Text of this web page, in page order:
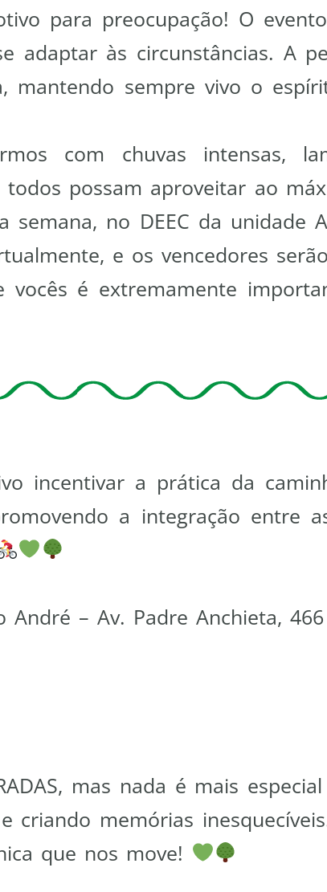
para preocupação! O
adaptar às circunstâncias. A
mantendo sempre vivo o
com chuvas intensas,
possam aproveitar ao
no DEEC da unidade
e os vencedores
é extremamente
incentivar a prática da
a integração entre
André – Av. Padre Anchieta,
, mas nada é mais
criando memórias
que nos move!